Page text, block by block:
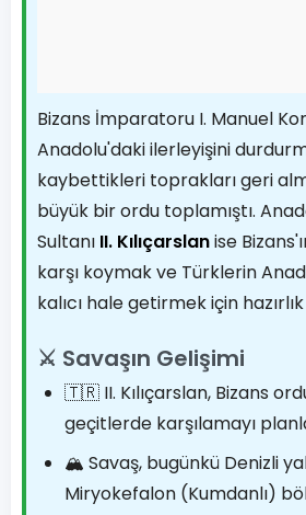
Bizans İmparatoru I. Manuel
Anadolu'daki ilerleyişini
kaybettikleri toprakları geri
büyük bir ordu toplamıştı.
Sultanı II. Kılıçarslanise
karşı koymak ve Türklerin
kalıcı hale getirmek için
⚔️ Savaşın Gelişimi
🇹🇷 II. Kılıçarslan, Bizans
geçitlerde karşılamayı
🏔️ Savaş, bugünkü Denizli
Miryokefalon (Kumdanlı)